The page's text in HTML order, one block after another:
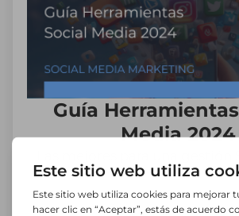
Guía
Media 2024
TOP.